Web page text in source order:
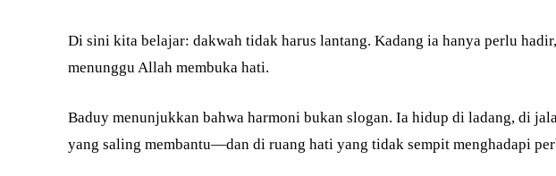
Di sini kita belajar: dakwah tidak harus lantang. Kadang ia hanya perlu
menunggu Allah membuka hati.
Baduy menunjukkan bahwa harmoni bukan slogan. Ia hidup di ladang, di
yang saling membantu—dan di ruang hati yang tidak sempit menghadapi